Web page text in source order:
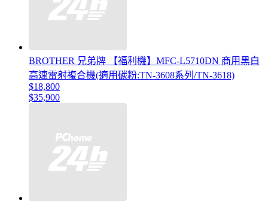
BROTHER 兄弟牌 【福利機】MFC-L5710DN 商用黑白
高速雷射複合機(適用碳粉:TN-3608系列/TN-3618)
$18,800
$35,900